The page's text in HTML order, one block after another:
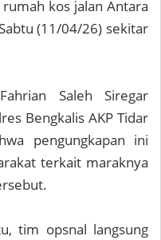
kos jalan Antara
(11/04/26) sekitar
Saleh Siregar
Bengkalis AKP Tidar
pengungkapan ini
terkait maraknya
tim opsnal langsung